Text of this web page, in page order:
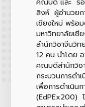
สิงห์ ผู้อำนวยก
เชียงใหม่ พร้อ
มหาวิทยาลัยเชี
สำนักวิชาจีนวิท
12 คน นำโดย
คณบดีสำนักวิช
กระบวนการด
เพื่อการดำเนิน
(EdPEx200)